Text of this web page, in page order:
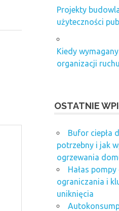
Projekty
użyteczności
Kiedy
organizacji
OSTATNIE
Bufor ciepła
potrzebny i jak
ogrzewania
Hałas
ograniczania i
uniknięcia